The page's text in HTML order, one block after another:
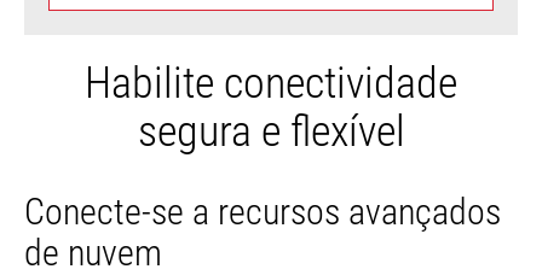
Habilite conectividade
segura e flexível
Conecte-se a recursos avançados
de nuvem